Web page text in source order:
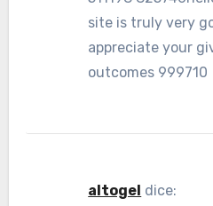
site is truly very
appreciate your
outcomes 999710
altogel dice: